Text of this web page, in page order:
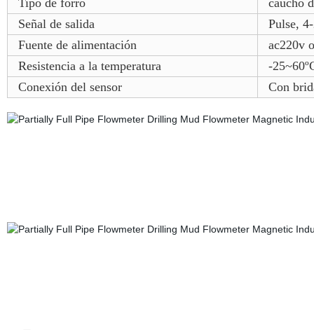
Tipo de forro
caucho
Señal de salida
Pulse,
Fuente de alimentación
ac220v
Resistencia a la temperatura
-
Conexión del sensor
Con